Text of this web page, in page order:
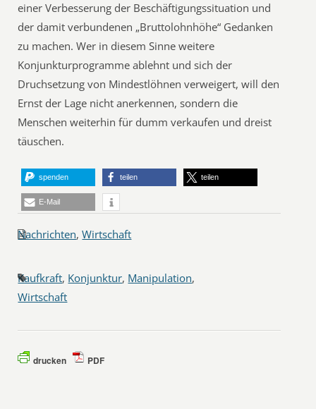
einer Verbesserung der Beschäftigungssituation und
der damit verbundenen „Bruttolohnhöhe“ Gedanken
zu machen. Wer in diesem Sinne weitere
Konjunkturprogramme ablehnt und sich der
Druchsetzung von Mindestlöhnen verweigert, will den
Ernst der Lage nicht anerkennen, sondern die
Menschen weiterhin für dumm verkaufen und dreist
täuschen.
spenden teilen teilen
E-Mail
Nachrichten,Wirtschaft
Kaufkraft, Konjunktur, Manipulation,
Wirtschaft
drucken PDF